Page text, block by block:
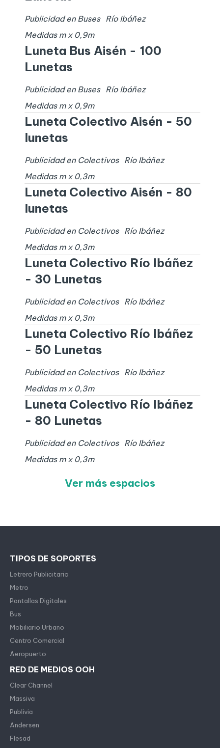
Publicidad en Buses
Río Ibáñez
Medidas m x 0,9m
Luneta Bus Aisén - 100
Lunetas
Publicidad en Buses
Río Ibáñez
Medidas m x 0,9m
Luneta Colectivo Aisén - 50
lunetas
Publicidad en Colectivos
Río Ibáñez
Medidas m x 0,3m
Luneta Colectivo Aisén - 80
lunetas
Publicidad en Colectivos
Río Ibáñez
Medidas m x 0,3m
Luneta Colectivo Río Ibáñez
- 30 Lunetas
Publicidad en Colectivos
Río Ibáñez
Medidas m x 0,3m
Luneta Colectivo Río Ibáñez
- 50 Lunetas
Publicidad en Colectivos
Río Ibáñez
Medidas m x 0,3m
Luneta Colectivo Río Ibáñez
- 80 Lunetas
Publicidad en Colectivos
Río Ibáñez
Medidas m x 0,3m
Ver más espacios
TIPOS DE SOPORTES
Letrero Publicitario
Metro
Pantallas Digitales
Bus
Mobiliario Urbano
Centro Comercial
Aeropuerto
RED DE MEDIOS OOH
Clear Channel
Massiva
Publivia
Andersen
Flesad